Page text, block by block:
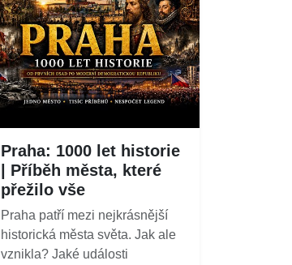
Praha: 1000 let historie
| Příběh města, které
přežilo vše
Praha patří mezi nejkrásnější
historická města světa. Jak ale
vznikla? Jaké události